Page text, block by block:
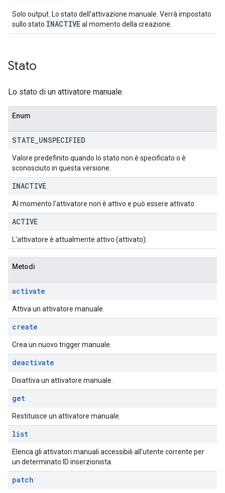
Solo output. Lo stato dell'attivazione manuale. Verrà impostato
sullo stato INACTIVEal momento della creazione.
Stato
Lo stato di un attivatore manuale.
Enum
STATE UNSPECIFIED
Valore predefinito quando lo stato non è specificato o è
sconosciuto in questa versione.
INACTIVE
Al momento l'attivatore non è attivo e può essere attivato.
ACTIVE
L'attivatore è attualmente attivo (attivato).
Metodi
activate
Attiva un attivatore manuale.
create
Crea un nuovo trigger manuale.
deactivate
Disattiva un attivatore manuale.
get
Restituisce un attivatore manuale.
list
Elenca gli attivatori manuali accessibili all'utente corrente per
un determinato ID inserzionista.
patch